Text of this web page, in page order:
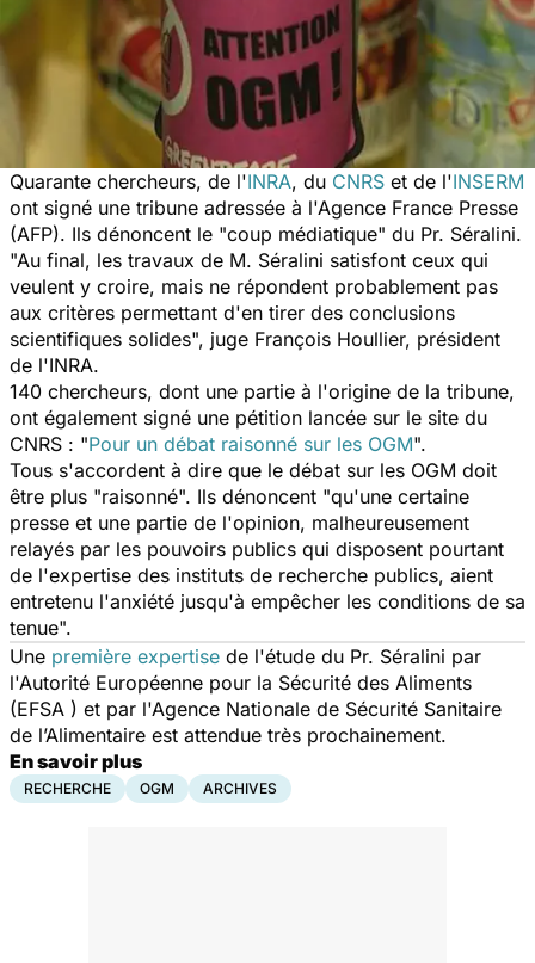
Quarante chercheurs, de l'INRA, du CNRS et de l'INSERM
ont signé une tribune adressée à l'Agence France Presse
(AFP). Ils dénoncent le "coup médiatique" du Pr. Séralini.
"Au final, les travaux de M. Séralini satisfont ceux qui
veulent y croire, mais ne répondent probablement pas
aux critères permettant d'en tirer des conclusions
scientifiques solides", juge François Houllier, président
de l'INRA.
140 chercheurs, dont une partie à l'origine de la tribune,
ont également signé une pétition lancée sur le site du
CNRS : "Pour un débat raisonné sur les OGM".
Tous s'accordent à dire que le débat sur les OGM doit
être plus "raisonné". Ils dénoncent "qu'une certaine
presse et une partie de l'opinion, malheureusement
relayés par les pouvoirs publics qui disposent pourtant
de l'expertise des instituts de recherche publics, aient
entretenu l'anxiété jusqu'à empêcher les conditions de sa
tenue".
Une première expertise de l'étude du Pr. Séralini par
l'Autorité Européenne pour la Sécurité des Aliments
(EFSA ) et par l'Agence Nationale de Sécurité Sanitaire
de l’Alimentaire est attendue très prochainement.
En savoir plus
RECHERCHE OGM ARCHIVES